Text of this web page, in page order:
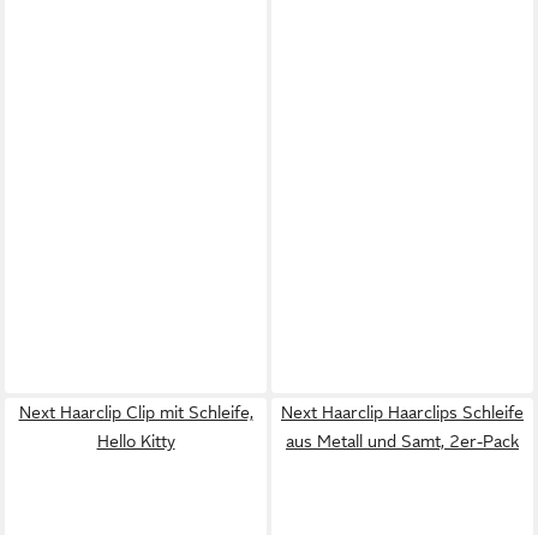
Next Haarclip Clip mit Schleife,
Hello Kitty
Next Haarclip Haarclips Schleife
aus Metall und Samt, 2er-Pack